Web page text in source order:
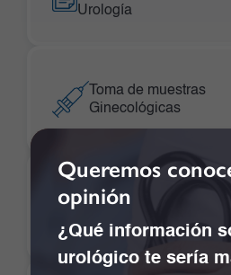
Urología
Toma de muestras
Ginecológicas
Cardiología
Queremos
opinión
¿Qué información
urológico te sería